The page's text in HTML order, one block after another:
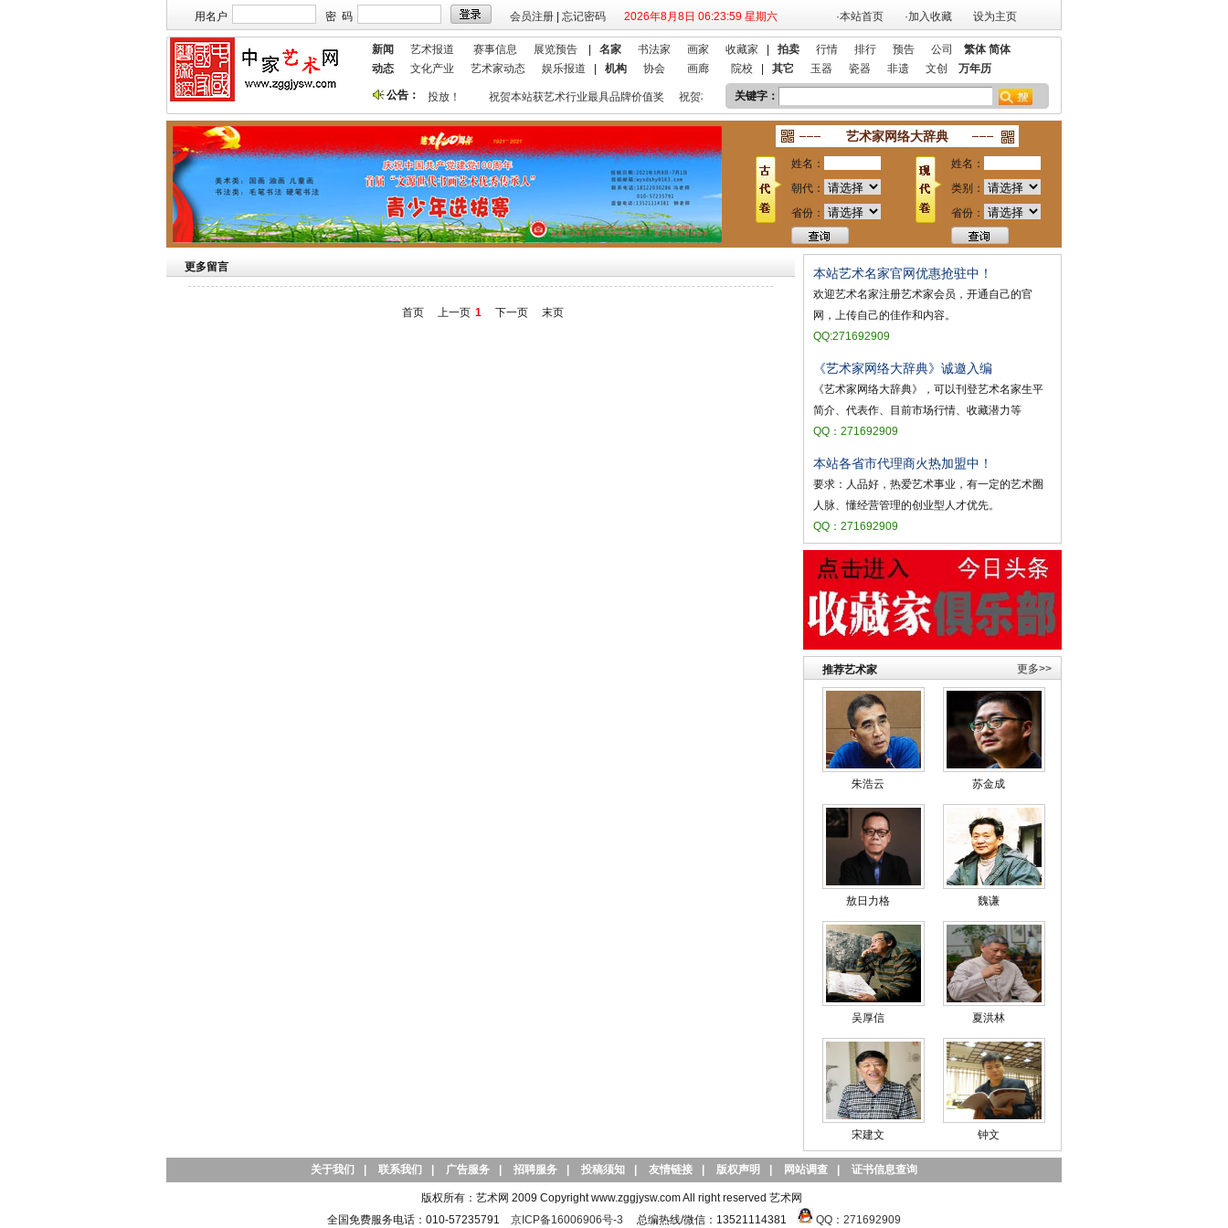
用名户 密 码 会员注册 忘记密码 2026年8月8日 06:24:00 星期六 ·本站首页 ·加入收藏 设为主页
新闻 艺术报道 赛事信息 展览预告 名家 书法家 画家 收藏家 拍卖 行情 排行 预告 公司 繁体 简体
动态
文化产业 艺术家动态 娱乐报道 机构 协会 画廊 院校 其它 玉器 瓷器 非遗 文创 万年历
公告：
本站欢迎艺术家宣传投放！ 祝贺本站获艺术行业最具品牌价值奖 祝贺本站入选 2018艺术行业百强 本站欢迎艺术家宣传投放！ 祝贺本站获艺术行业最具品牌价值奖
关键字：
艺术家网络大辞典
姓名：
朝代：
省份：
姓名：
类别：
省份：
更多留言
首页 上一页 1 下一页 末页
本站艺术名家官网优惠抢驻中！
欢迎艺术名家注册艺术家会员，开通自己的官
网，上传自己的佳作和内容。
QQ:271692909
《艺术家网络大辞典》诚邀入编
《艺术家网络大辞典》，可以刊登艺术名家生平
简介、代表作、目前市场行情、收藏潜力等
QQ：271692909
本站各省市代理商火热加盟中！
要求：人品好，热爱艺术事业，有一定的艺术圈
人脉、懂经营管理的创业型人才优先。
QQ：271692909
推荐艺术家 更多>>
朱浩云 苏金成
敖日力格 魏谦
吴厚信 夏洪林
宋建文 钟文
关于我们 联系我们 广告服务 招聘服务 投稿须知 友情链接 版权声明 网站调查 证书信息查询
版权所有：艺术网 2009 Copyright www.zggjysw.com All right reserved 艺术网
全国免费服务电话：010-57235791 京ICP备16006906号-3 总编热线/微信：13521114381 QQ：271692909